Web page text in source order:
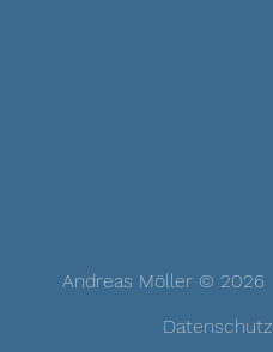
Andreas Möller © 2026
Datenschutz